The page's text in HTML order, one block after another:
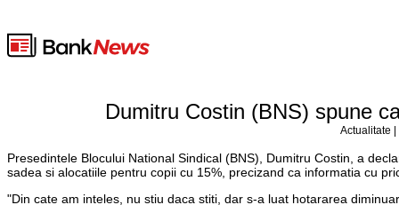
Dumitru Costin (BNS) spune
Actualitate
Presedintele Blocului National Sindical (BNS), Dumitru Costin, a
sadea si alocatiile pentru copii cu 15%, precizand ca informatia cu
"Din cate am inteles, nu stiu daca stiti, dar s-a luat hotararea